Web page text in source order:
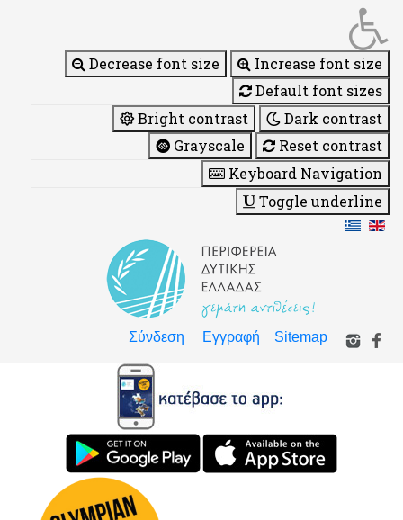
Decrease font size
Increase font size
Default font sizes
Bright contrast
Dark contrast
Grayscale
Reset contrast
Keyboard Navigation
Toggle underline
Σύνδεση Εγγραφή Sitemap